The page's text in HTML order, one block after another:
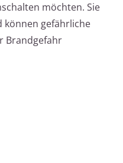
möchten. Sie
können gefährliche
Brandgefahr